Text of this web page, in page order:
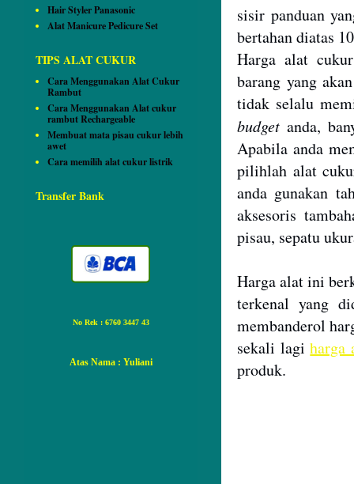
sisir panduan
bertahan diatas
Harga alat
barang yang
tidak selalu
budget anda,
Apabila anda
pilihlah alat
anda gunakan
aksesoris
pisau, sepatu
Hargaalat ini
terkenal yang
membanderol
sekali lagiharga
produk.
Hair Styler Panasonic
Alat Manicure Pedicure Set
TIPS ALAT CUKUR
Cara Menggunakan Alat Cukur
Rambut
Cara Menggunakan Alat cukur
rambut Rechargeable
Membuat mata pisau cukur lebih
awet
Cara memilih alat cukur listrik
Transfer Bank
No Rek : 6760 3447 43
Atas Nama : Yuliani